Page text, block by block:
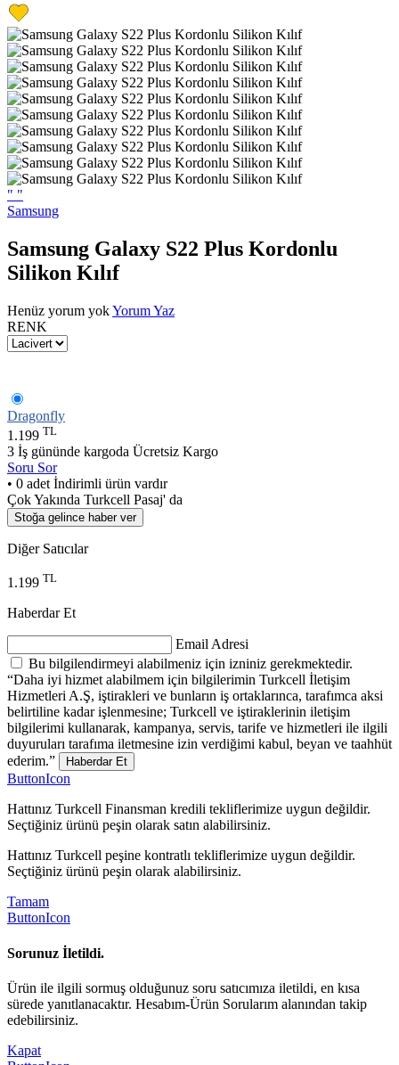
" "
Samsung
Samsung Galaxy S22 Plus Kordonlu
Silikon Kılıf
Henüz yorum yokYorum Yaz
RENK
Dragonfly
1.199 TL
3 İş gününde kargoda Ücretsiz Kargo
Soru Sor
• 0 adet İndirimli ürün vardır
Çok Yakında Turkcell Pasaj' da
Stoğa gelince haber ver
Diğer Satıcılar
1.199 TL
Haberdar Et
Email Adresi
Bu bilgilendirmeyi alabilmeniz için izniniz gerekmektedir.
“Daha iyi hizmet alabilmem için bilgilerimin Turkcell İletişim
Hizmetleri A.Ş, iştirakleri ve bunların iş ortaklarınca, tarafımca aksi
belirtiline kadar işlenmesine; Turkcell ve iştiraklerinin iletişim
bilgilerimi kullanarak, kampanya, servis, tarife ve hizmetleri ile ilgili
duyuruları tarafıma iletmesine izin verdiğimi kabul, beyan ve taahhüt
ederim.”
Haberdar Et
ButtonIcon
Hattınız Turkcell Finansman kredili tekliflerimize uygun değildir.
Seçtiğiniz ürünü peşin olarak satın alabilirsiniz.
Hattınız Turkcell peşine kontratlı tekliflerimize uygun değildir.
Seçtiğiniz ürünü peşin olarak alabilirsiniz.
Tamam
ButtonIcon
Sorunuz İletildi.
Ürün ile ilgili sormuş olduğunuz soru satıcımıza iletildi, en kısa
sürede yanıtlanacaktır. Hesabım-Ürün Sorularım alanından takip
edebilirsiniz.
Kapat